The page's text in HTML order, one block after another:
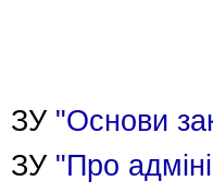
ЗУ "Основи
ЗУ "Про